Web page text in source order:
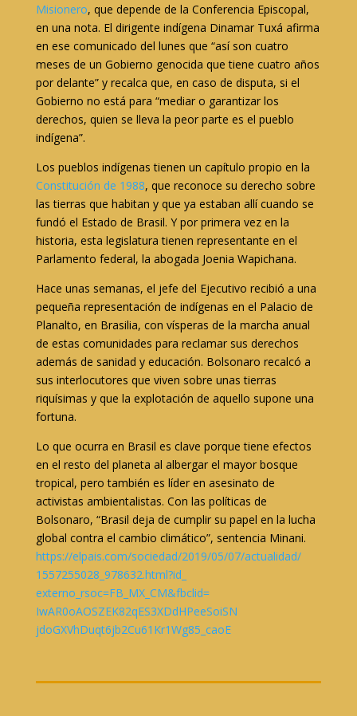
Misionero, que depende de la Conferencia Episcopal,
en una nota. El dirigente indígena Dinamar Tuxá afirma
en ese comunicado del lunes que “así son cuatro
meses de un Gobierno genocida que tiene cuatro años
por delante” y recalca que, en caso de disputa, si el
Gobierno no está para “mediar o garantizar los
derechos, quien se lleva la peor parte es el pueblo
indígena”.
Los pueblos indígenas tienen un capítulo propio en la
Constitución de 1988, que reconoce su derecho sobre
las tierras que habitan y que ya estaban allí cuando se
fundó el Estado de Brasil. Y por primera vez en la
historia, esta legislatura tienen representante en el
Parlamento federal, la abogada Joenia Wapichana.
Hace unas semanas, el jefe del Ejecutivo recibió a una
pequeña representación de indígenas en el Palacio de
Planalto, en Brasilia, con vísperas de la marcha anual
de estas comunidades para reclamar sus derechos
además de sanidad y educación. Bolsonaro recalcó a
sus interlocutores que viven sobre unas tierras
riquísimas y que la explotación de aquello supone una
fortuna.
Lo que ocurra en Brasil es clave porque tiene efectos
en el resto del planeta al albergar el mayor bosque
tropical, pero también es líder en asesinato de
activistas ambientalistas. Con las políticas de
Bolsonaro, “Brasil deja de cumplir su papel en la lucha
global contra el cambio climático”, sentencia Minani.
https://elpais.com/sociedad/2019/05/07/actualidad/
1557255028_978632.html?id_
externo_rsoc=FB_MX_CM&fbclid=
IwAR0oAOSZEK82qES3XDdHPeeSoiSN
jdoGXVhDuqt6jb2Cu61Kr1Wg85_ caoE